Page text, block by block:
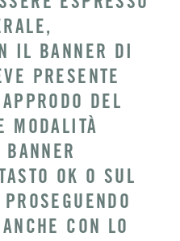
ESPRESSO
IL BANNER DI
PRESENTE
DEL
MODALITÀ
OK O SUL
CON LO